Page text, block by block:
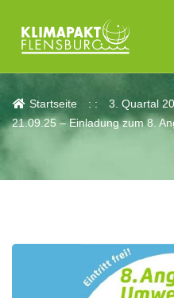
Aktuelles
Startseite
3. Quartal
21.09.25 – Einladung zum 8.